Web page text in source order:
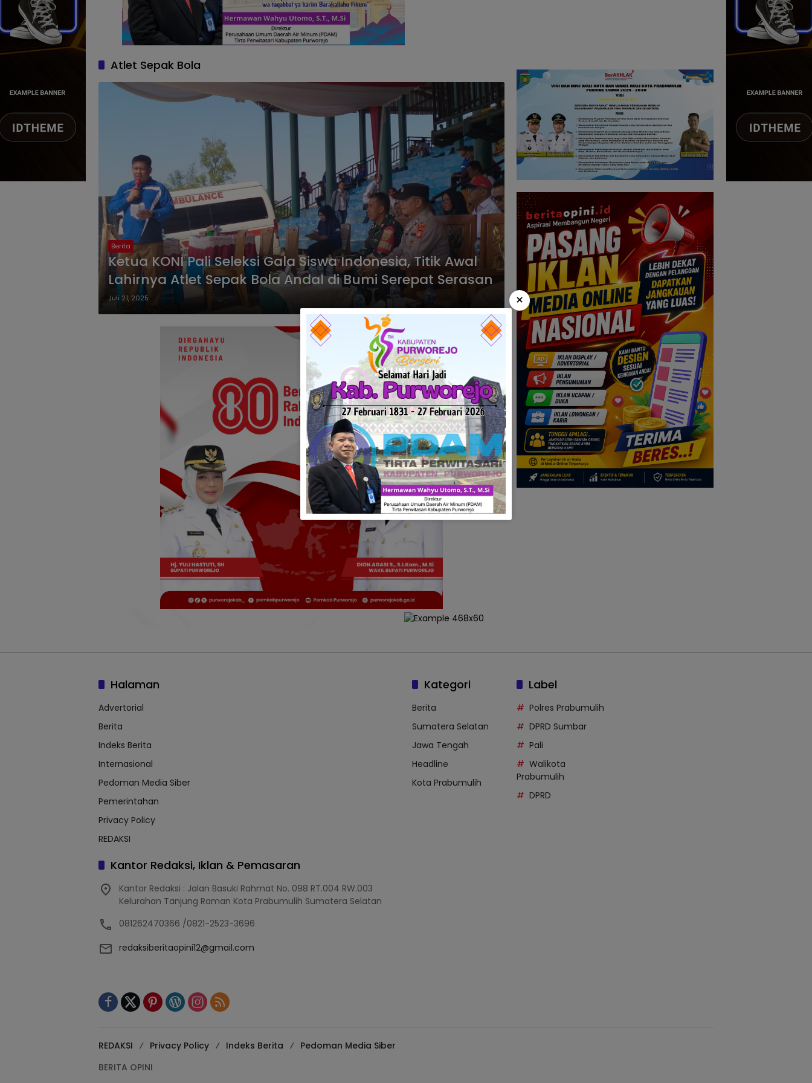
Atlet Sepak Bola
Berita
Ketua KONI Pali Seleksi Gala Siswa Indonesia, Titik Awal
Lahirnya Atlet Sepak Bola Andal di Bumi Serepat Serasan
Juli 21, 2025
Halaman
Advertorial
Berita
Indeks Berita
Internasional
Pedoman Media Siber
Pemerintahan
Privacy Policy
REDAKSI
Kantor Redaksi, Iklan & Pemasaran
Kantor Redaksi : Jalan Basuki Rahmat No. 098 RT.004 RW.003
Kelurahan Tanjung Raman Kota Prabumulih Sumatera Selatan
081262470366 /0821-2523-3696
redaksiberitaopini12@gmail.com
Kategori
Berita
Sumatera Selatan
Jawa Tengah
Headline
Kota Prabumulih
Label
Polres Prabumulih
DPRD Sumbar
Pali
Walikota
Prabumulih
DPRD
REDAKSI Privacy Policy Indeks Berita
Pedoman Media Siber
BERITA OPINI
×